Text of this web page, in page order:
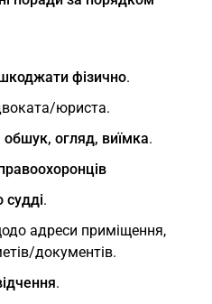
фізично.
юриста.
обшук, огляд, виїмка.
судді.
адреси приміщення,
документів.
.